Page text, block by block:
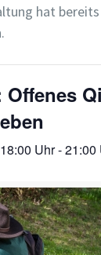
hat bereits
Offenes
Uhr-21:00